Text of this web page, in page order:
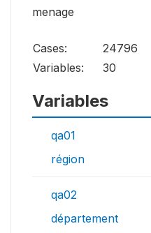
menage
Cases:
24796
Variables:
30
Variables
qa01
région
qa02
département